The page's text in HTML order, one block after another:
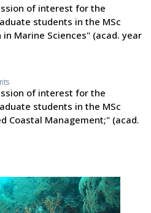
of interest for the
students in the MSc
Marine Sciences" (acad. year
of interest for the
students in the MSc
Coastal Management;" (acad.